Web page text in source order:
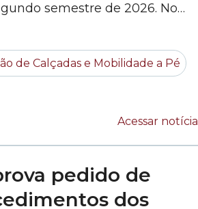
semestre de 2026. No
foi representada pelo
de Calçadas e Mobilidade a Pé
Acessar notícia
pedido de
dos